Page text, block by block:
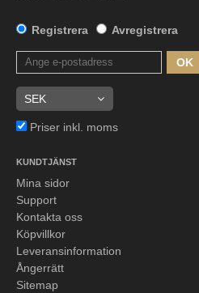
Registrera Avregistrera
OK
Priser inkl. moms
KUNDTJÄNST
Mina sidor
Support
Kontakta oss
Köpvillkor
Leveransinformation
Ångerrätt
Sitemap